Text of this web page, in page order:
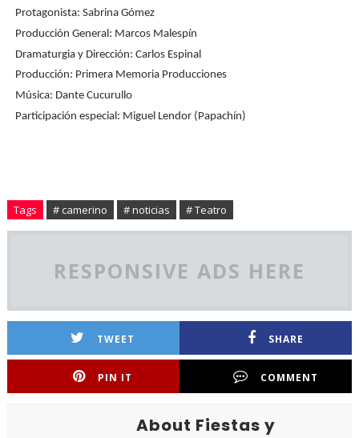
Protagonista: Sabrina Gómez
Producción General: Marcos Malespín
Dramaturgia y Dirección: Carlos Espinal
Producción: Primera Memoria Producciones
Música: Dante Cucurullo
Participación especial: Miguel Lendor (Papachín)
Tags # camerino # noticias # Teatro
RESPONSIVE ADS HERE
TWEET SHARE
PIN IT COMMENT
About Fiestas y